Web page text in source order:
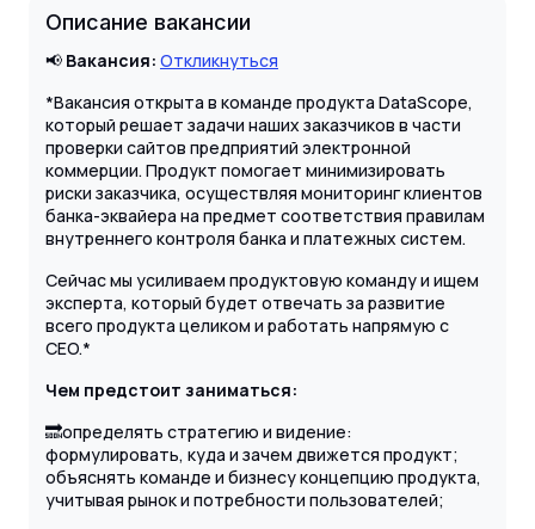
Описание вакансии
📢 Вакансия: Откликнуться
*Вакансия открыта в команде продукта DataScope,
который решает задачи наших заказчиков в части
проверки сайтов предприятий электронной
коммерции. Продукт помогает минимизировать
риски заказчика, осуществляя мониторинг клиентов
банка-эквайера на предмет соответствия правилам
внутреннего контроля банка и платежных систем.
Сейчас мы усиливаем продуктовую команду и ищем
эксперта, который будет отвечать за развитие
всего продукта целиком и работать напрямую с
CEO.*
Чем предстоит заниматься:
🔜определять стратегию и видение:
формулировать, куда и зачем движется продукт;
объяснять команде и бизнесу концепцию продукта,
учитывая рынок и потребности пользователей;